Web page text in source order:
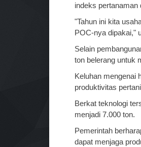
indeks pertanaman
"Tahun ini kita
POC-nya dipakai,"
Selain
ton belerang untuk
Keluhan mengenai
produktivitas
Berkat teknologi
menjadi 7.000 ton.
Pemerintah
dapat menjaga